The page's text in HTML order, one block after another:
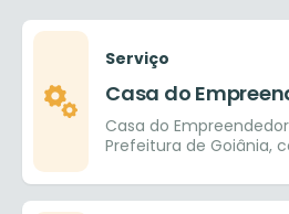
Serviço
Casa do
Casa do
Prefeitura de Goiânia,
Indústria, Comércio,
em parceria com o